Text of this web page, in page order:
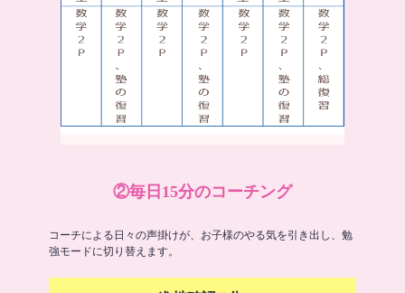
②毎日15分のコーチング
コーチによる日々の声掛けが、お子様のやる気を引き出し、勉
強モードに切り替えます。